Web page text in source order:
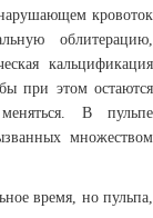
кровоток
облитерацию,
кальцификация
при этом остаются
В пульпе
множеством
время, но пульпа,